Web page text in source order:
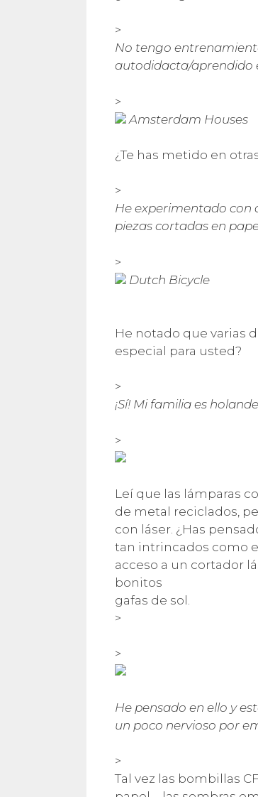
>
No tengo
autodidacta/aprendido
>
Amsterdam Houses
¿Te has metido en
>
He experimentado con
piezas cortadas en
>
Dutch Bicycle
He notado que varias
especial para usted?
>
¡Sí! Mi familia es
>
Leí que las lámparas
de metal reciclados,
con láser. ¿Has
tan intrincados como
acceso a un cortador
bonitos
gafas de sol.
>
>
He pensado en ello y
un poco nervioso por
>
Tal vez las bombillas